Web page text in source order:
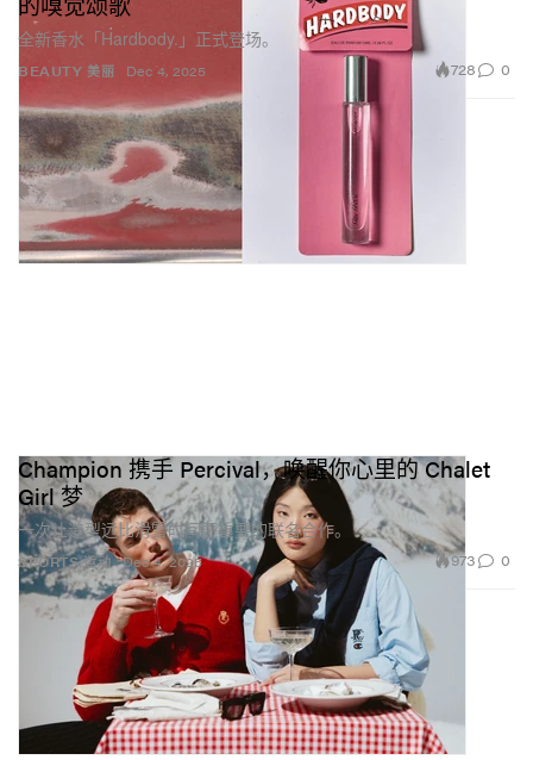
BEAUTY 美丽
全新香水「Hardbody.」正式登场。
Dec 4, 2025 728 0
SPORTS 运动
Champion 携手 Percival，唤醒你心里的 Chalet
Girl 梦
一次让造型远比滑雪时间更重要的联名合作。
Dec 4, 2025 973 0